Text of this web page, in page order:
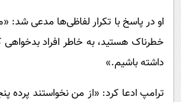
او در پاسخ با تکرار لفاظی‌ها مدعی شد:
خطرناک هستید، به خاطر افراد بدخواهی
داشته باشیم.»
ترامپ ادعا کرد: «از من نخواستند پرده